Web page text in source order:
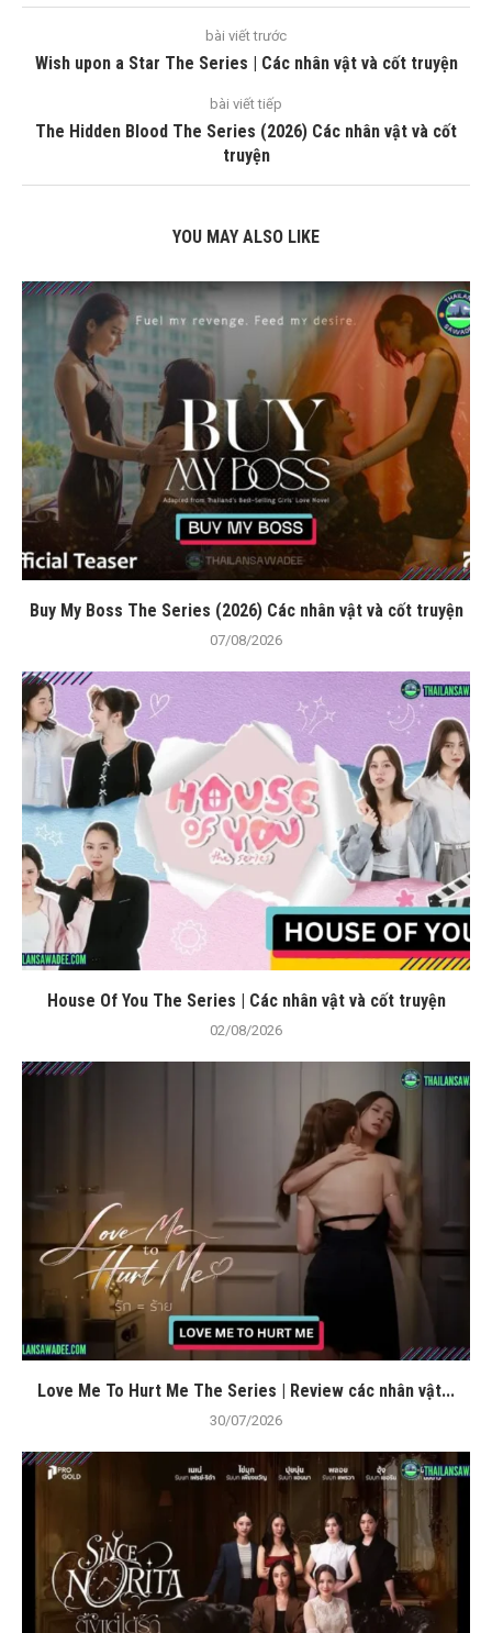
bài viết trước
Wish upon a Star The Series | Các nhân vật và cốt truyện
bài viết tiếp
The Hidden Blood The Series (2026) Các nhân vật và cốt
truyện
YOU MAY ALSO LIKE
Buy My Boss The Series (2026) Các nhân vật và cốt truyện
07/08/2026
House Of You The Series | Các nhân vật và cốt truyện
02/08/2026
Love Me To Hurt Me The Series | Review các nhân vật...
30/07/2026